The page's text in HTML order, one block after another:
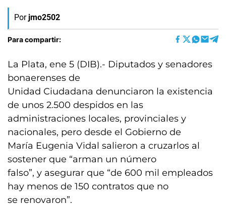
Por jmo2502
Para compartir:
La Plata, ene 5 (DIB).- Diputados y senadores
bonaerenses de
Unidad Ciudadana denunciaron la existencia
de unos 2.500 despidos en las
administraciones locales, provinciales y
nacionales, pero desde el Gobierno de
María Eugenia Vidal salieron a cruzarlos al
sostener que “arman un número
falso”, y asegurar que “de 600 mil empleados
hay menos de 150 contratos que no
se renovaron”.